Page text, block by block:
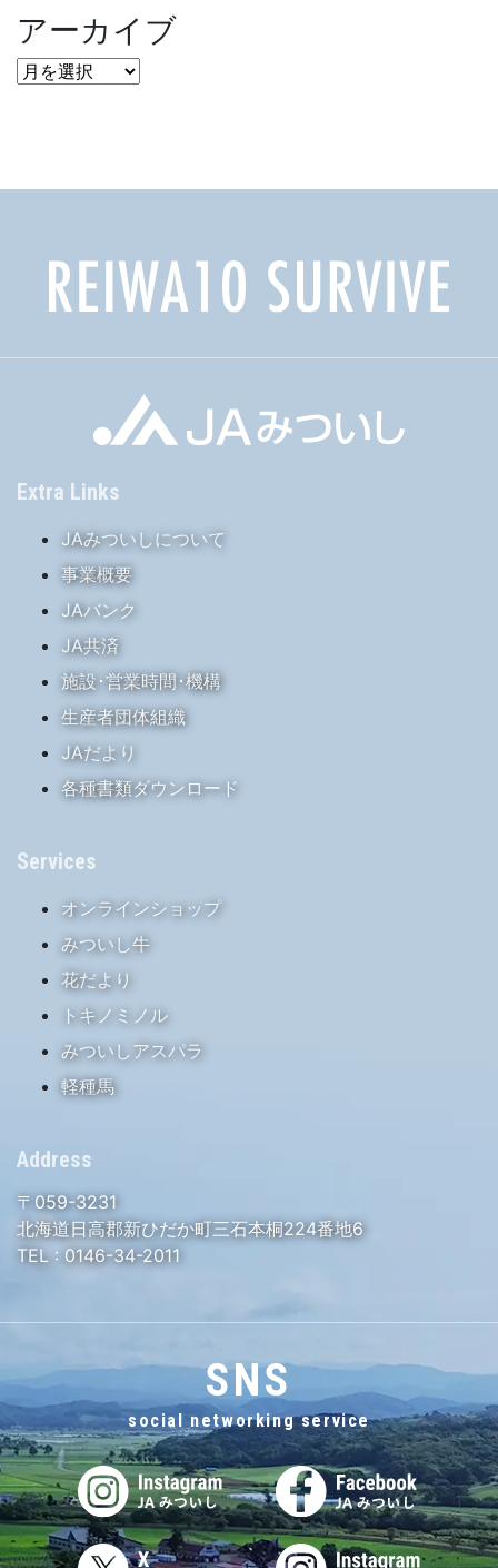
アーカイブ
ア
Extra Links
JAみついしについて
事業概要
JAバンク
JA共済
施設･営業時間･機構
生産者団体組織
JAだより
各種書類ダウンロード
Services
オンラインショップ
みついし牛
花だより
トキノミノル
みついしアスパラ
軽種馬
Address
〒059-3231
北海道日高郡新ひだか町三石本桐224番地6
TEL : 0146-34-2011
SNS
social networking service